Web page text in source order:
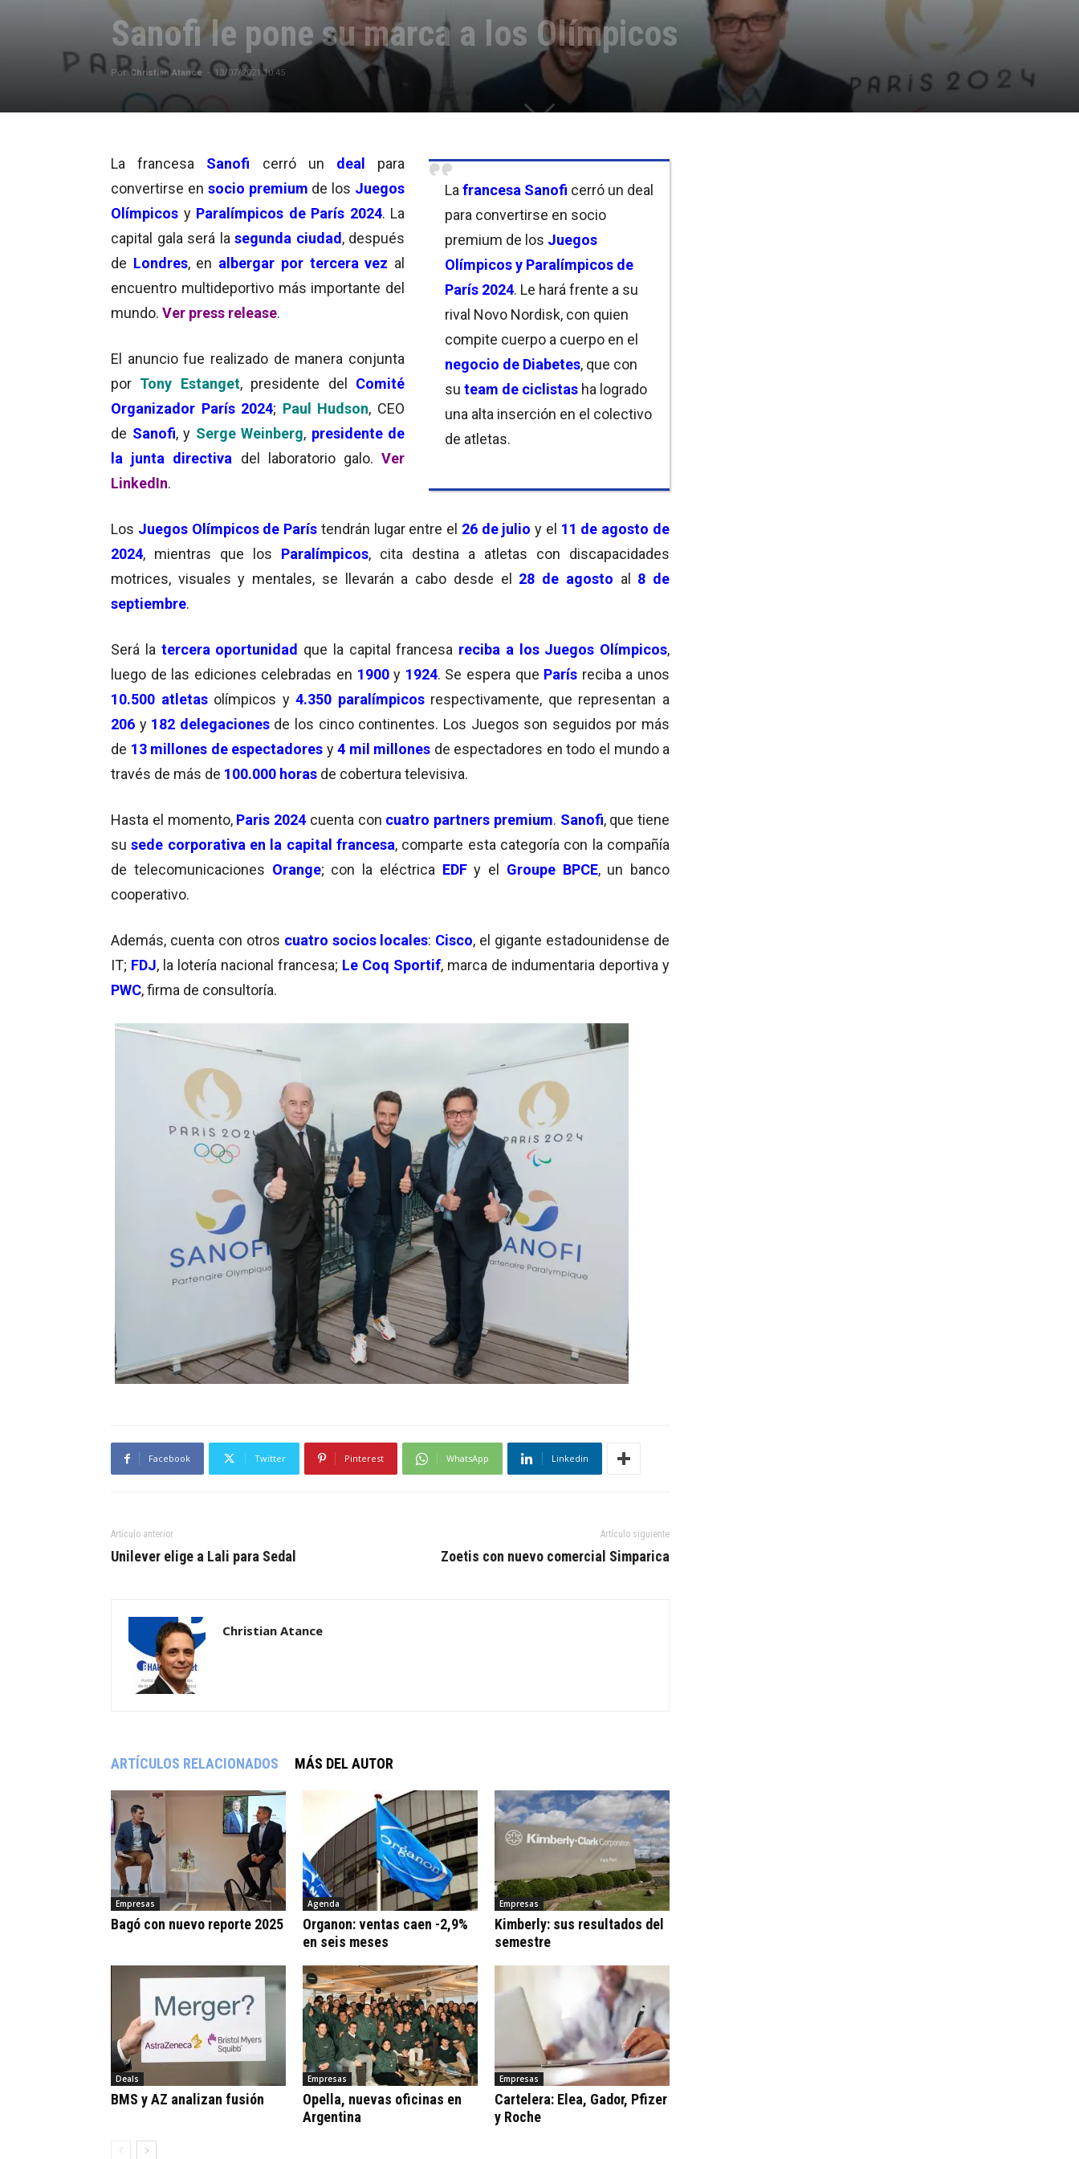
Sanofi le pone su marca a los Olímpicos
Por Christian Atance - 13/07/2021 10:45
La francesa Sanofi cerró un deal
para convertirse en socio
premium de los Juegos
Olímpicos y Paralímpicos de
París 2024. Le hará frente a su
rival Novo Nordisk, con quien
compite cuerpo a cuerpo en el
negocio de Diabetes, que con
su team de ciclistas ha logrado
una alta inserción en el colectivo
de atletas.
La francesa Sanofi cerró un deal para
convertirse en socio premium de los Juegos
Olímpicos yParalímpicos de París 2024. La
capital gala será la segunda ciudad, después
de Londres, en albergar por tercera vez al
encuentro multideportivo más importante del
mundo. Ver press release.
El anuncio fue realizado de manera conjunta
por Tony Estanget, presidente del Comité
Organizador París 2024; Paul Hudson, CEO
de Sanofi, y Serge Weinberg, presidente de
la junta directiva del laboratorio galo.Ver
LinkedIn.
Los Juegos Olímpicos de París tendrán lugar entre el 26 de julio y el 11 de agosto de
2024, mientras que los Paralímpicos, cita destina a atletas con discapacidades
motrices, visuales y mentales, se llevarán a cabo desde el 28 de agosto al 8 de
septiembre.
Será la tercera oportunidad que la capital francesa reciba a los Juegos Olímpicos,
luego de las ediciones celebradas en 1900 y 1924. Se espera que París reciba a unos
10.500 atletasolímpicos y4.350 paralímpicosrespectivamente, que representan a
206 y 182 delegacionesde los cinco continentes. Los Juegos son seguidos por más
de 13 millones de espectadores y4 mil millones de espectadores en todo el mundo a
través de más de 100.000 horas de cobertura televisiva.
Hasta el momento, Paris 2024 cuenta con cuatro partners premium. Sanofi, que tiene
su sede corporativa en la capital francesa, comparte esta categoría con la compañía
de telecomunicaciones Orange; con la eléctrica EDF y el Groupe BPCE, un banco
cooperativo.
Además, cuenta con otros cuatro socios locales: Cisco, el gigante estadounidense de
IT; FDJ, la lotería nacional francesa; Le Coq Sportif, marca de indumentaria deportiva y
PWC, firma de consultoría.
Facebook Twitter Pinterest WhatsApp Linkedin
Artículo anterior
Unilever elige a Lali para Sedal
Artículo siguiente
Zoetis con nuevo comercial Simparica
Christian Atance
ARTÍCULOS RELACIONADOS MÁS DEL AUTOR
Empresas
Bagó con nuevo reporte 2025
Agenda
Organon: ventas caen -2,9%
en seis meses
Empresas
Kimberly: sus resultados del
semestre
Deals
BMS y AZ analizan fusión
Empresas
Opella, nuevas oficinas en
Argentina
Empresas
Cartelera: Elea, Gador, Pfizer
y Roche